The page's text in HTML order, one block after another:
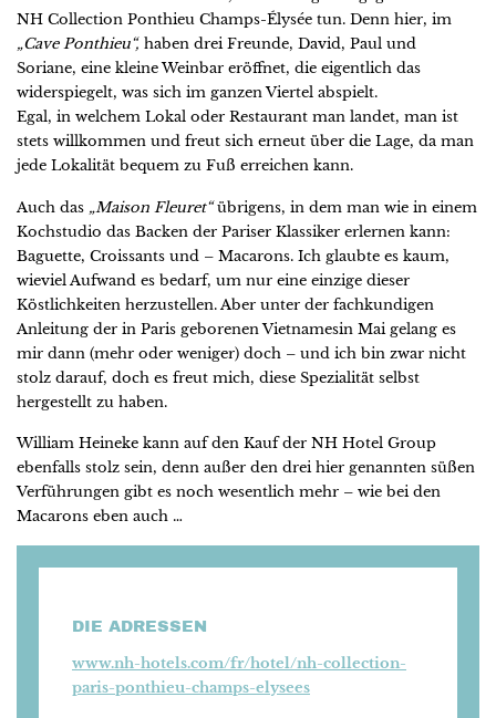
NH Collection Ponthieu Champs-Élysée tun. Denn hier, im
„Cave Ponthieu“, haben drei Freunde, David, Paul und
Soriane, eine kleine Weinbar eröffnet, die eigentlich das
widerspiegelt, was sich im ganzen Viertel abspielt.
Egal, in welchem Lokal oder Restaurant man landet, man ist
stets willkommen und freut sich erneut über die Lage, da man
jede Lokalität bequem zu Fuß erreichen kann.
Auch das „Maison Fleuret“übrigens, in dem man wie in einem
Kochstudio das Backen der Pariser Klassiker erlernen kann:
Baguette, Croissants und – Macarons. Ich glaubte es kaum,
wieviel Aufwand es bedarf, um nur eine einzige dieser
Köstlichkeiten herzustellen. Aber unter der fachkundigen
Anleitung der in Paris geborenen Vietnamesin Mai gelang es
mir dann (mehr oder weniger) doch – und ich bin zwar nicht
stolz darauf, doch es freut mich, diese Spezialität selbst
hergestellt zu haben.
William Heineke kann auf den Kauf der NH Hotel Group
ebenfalls stolz sein, denn außer den drei hier genannten süßen
Verführungen gibt es noch wesentlich mehr – wie bei den
Macarons eben auch …
DIE ADRESSEN
www.nh-hotels.com/fr/hotel/nh-collection-
paris-ponthieu-champs-elysees